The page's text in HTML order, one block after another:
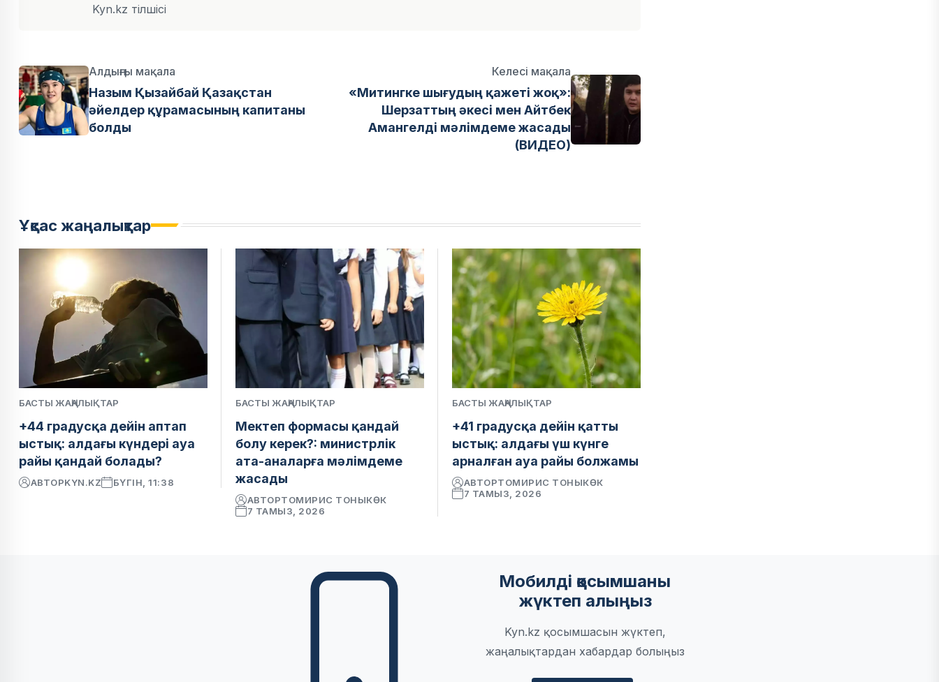
Kyn.kz тілшісі
Алдыңғы мақала
Назым Қызайбай Қазақстан
әйелдер құрамасының капитаны
болды
Келесі мақала
«Митингке шығудың қажеті жоқ»:
Шерзаттың әкесі мен Айтбек
Амангелді мәлімдеме жасады
(ВИДЕО)
Ұқсас жаңалықтар
БАСТЫ ЖАҢАЛЫҚТАР
+44 градусқа дейін аптап
ыстық: алдағы күндері ауа
райы қандай болады?
АВТОРKYN.KZ БҮГІН, 11:38
БАСТЫ ЖАҢАЛЫҚТАР
Мектеп формасы қандай
болу керек?: министрлік
ата-аналарға мәлімдеме
жасады
АВТОРТОМИРИС ТОНЫКӨК
7 ТАМЫЗ, 2026
БАСТЫ ЖАҢАЛЫҚТАР
+41 градусқа дейін қатты
ыстық: алдағы үш күнге
арналған ауа райы болжамы
АВТОРТОМИРИС ТОНЫКӨК
7 ТАМЫЗ, 2026
Мобилді қосымшаны
жүктеп алыңыз
Kyn.kz қосымшасын жүктеп,
жаңалықтардан хабардар болыңыз